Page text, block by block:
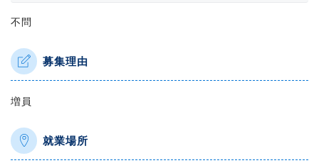
不問
募集理由
増員
就業場所